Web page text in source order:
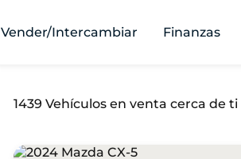
Vender/Intercambiar Finanzas
1439 Vehículos en venta cerca de ti